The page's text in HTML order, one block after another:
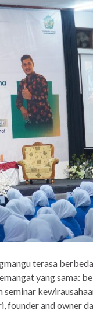
terasa
yang sama:
founder and owner